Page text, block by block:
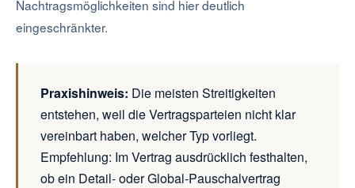
Nachtragsmöglichkeiten sind hier deutlich
eingeschränkter.
Praxishinweis: Die meisten Streitigkeiten
entstehen, weil die Vertragsparteien nicht klar
vereinbart haben, welcher Typ vorliegt.
Empfehlung: Im Vertrag ausdrücklich festhalten,
ob ein Detail- oder Global-Pauschalvertrag